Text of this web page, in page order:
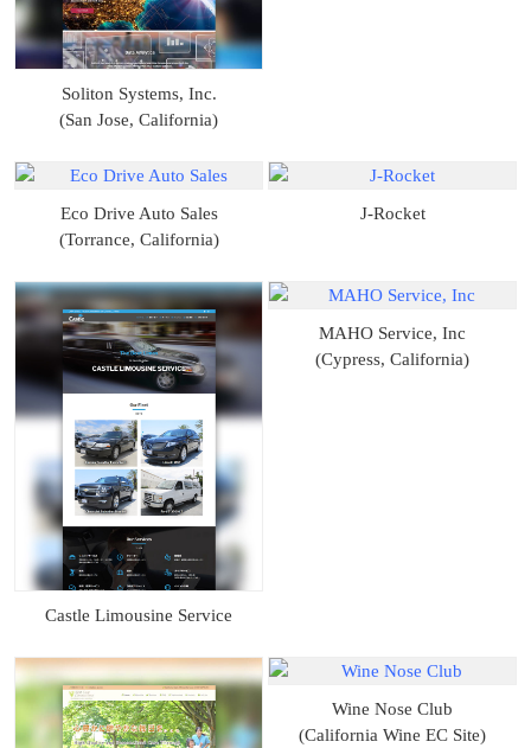
Soliton Systems, Inc.
(San Jose, California)
Eco Drive Auto Sales
(Torrance, California)
J-Rocket
Castle Limousine Service
MAHO Service, Inc
(Cypress, California)
Wine Nose Club
(California Wine EC Site)